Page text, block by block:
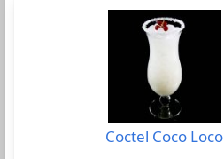
Coctel Coco Loco